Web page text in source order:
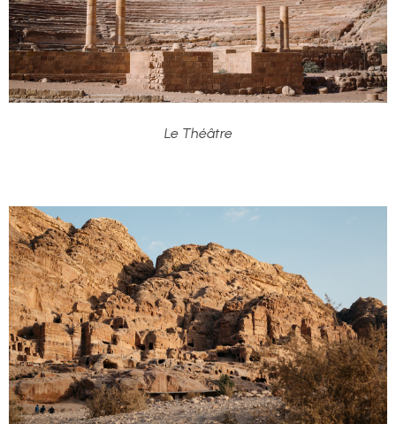
Le Théâtre